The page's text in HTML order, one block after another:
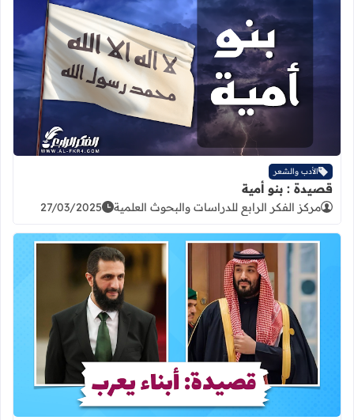
اقرأ المزيد عن قصيدة : بنو أمية
الأدب والشعر
قصيدة : بنو أمية
مركز الفكر الرابع للدراسات والبحوث العلمية 27/03/2025
اقرأ المزيد عن قصيدة : ابناء يعرب